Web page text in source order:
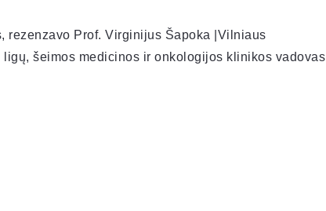
rezenzavo Prof. Virginijus Šapoka |Vilniaus
šeimos medicinos ir onkologijos klinikos vadovas